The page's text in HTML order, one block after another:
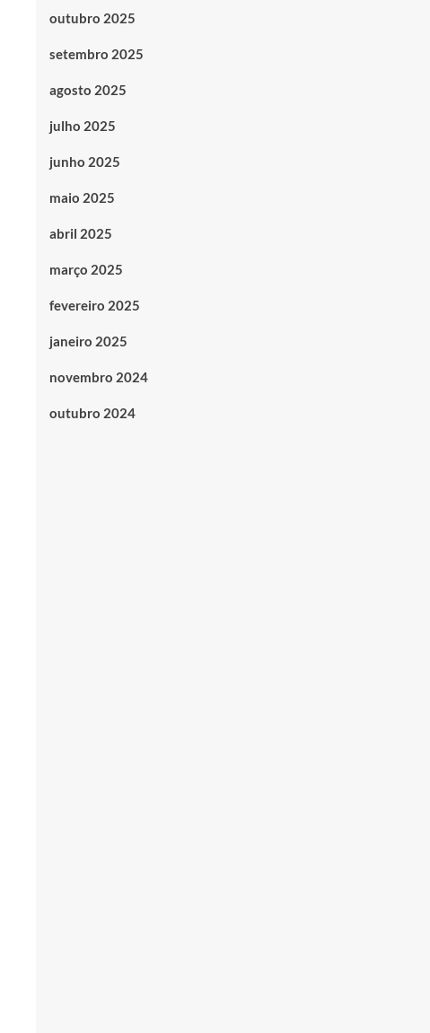
outubro 2025
setembro 2025
agosto 2025
julho 2025
junho 2025
maio 2025
abril 2025
março 2025
fevereiro 2025
janeiro 2025
novembro 2024
outubro 2024